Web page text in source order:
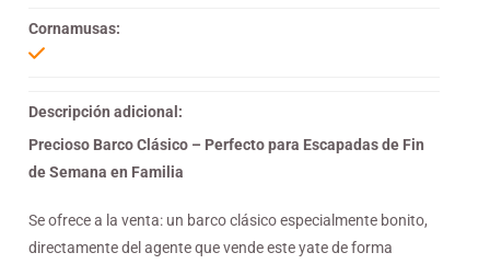
Cornamusas:
Descripción adicional:
Precioso Barco Clásico – Perfecto para Escapadas de Fin
de Semana en Familia
Se ofrece a la venta: un barco clásico especialmente bonito,
directamente del agente que vende este yate de forma